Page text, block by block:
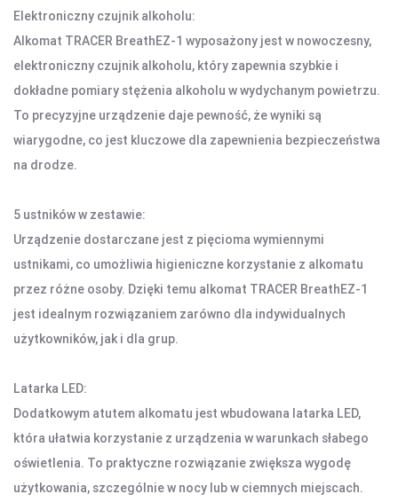
SMARTWATCHE
TABLETY
KREATYWNE
WALKIE TALKIE
UCHWYTY I AKCESORIA TV
UCHWYTY TV/LCD
DOM I BIURO
NISZCZARKI I LAMINATORY
ŚRODKI CZYSZCZĄCE
PROJEKTORY
LISTWY I PRZEDŁUŻACZE
LISTWY ZASILAJĄCE
PRZEDŁUŻACZE
Elektroniczny czujnik alkoholu:
Alkomat TRACER BreathEZ-1 wyposażony jest w nowoczesny,
elektroniczny czujnik alkoholu, który zapewnia szybkie i
dokładne pomiary stężenia alkoholu w wydychanym powietrzu.
To precyzyjne urządzenie daje pewność, że wyniki są
wiarygodne, co jest kluczowe dla zapewnienia bezpieczeństwa
na drodze.
5 ustników w zestawie:
Urządzenie dostarczane jest z pięcioma wymiennymi
ustnikami, co umożliwia higieniczne korzystanie z alkomatu
przez różne osoby. Dzięki temu alkomat TRACER BreathEZ-1
jest idealnym rozwiązaniem zarówno dla indywidualnych
użytkowników, jak i dla grup.
Latarka LED:
Dodatkowym atutem alkomatu jest wbudowana latarka LED,
która ułatwia korzystanie z urządzenia w warunkach słabego
oświetlenia. To praktyczne rozwiązanie zwiększa wygodę
użytkowania, szczególnie w nocy lub w ciemnych miejscach.